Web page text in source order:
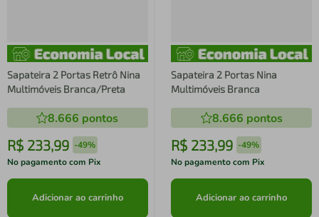
Sapateira 2 Portas Retrô Nina
Multimóveis Branca/Preta
8.666 pontos
R$ 233,99 -49%
No pagamento com Pix
Adicionar ao carrinho
Sapateira 2 Portas Nina
Multimóveis Branca
8.666 pontos
R$ 233,99 -49%
No pagamento com Pix
Adicionar ao carrinho